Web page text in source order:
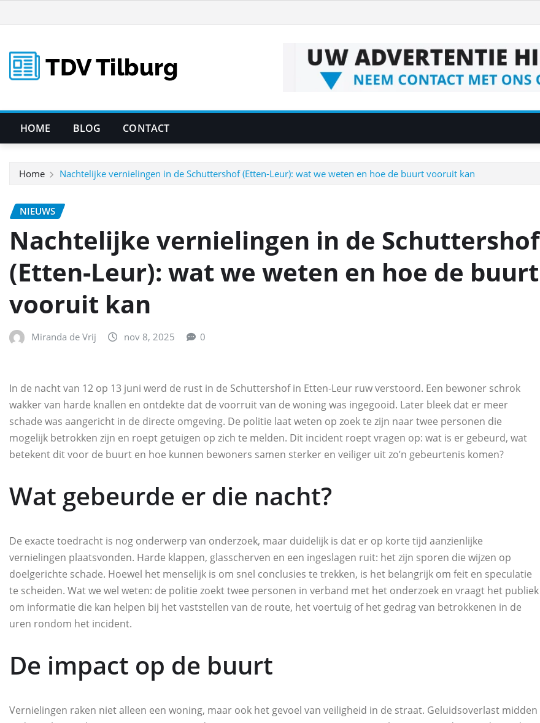
naar
inhoud
HOME BLOG CONTACT
Home Nachtelijke vernielingen in de Schuttershof (Etten‑Leur): wat we weten en hoe de buurt vooruit kan
NIEUWS
Nachtelijke vernielingen in de Schuttershof
(Etten‑Leur): wat we weten en hoe de buurt
vooruit kan
Miranda de Vrij nov 8, 2025 0
In de nacht van 12 op 13 juni werd de rust in de Schuttershof in Etten‑Leur ruw verstoord. Een bewoner schrok
wakker van harde knallen en ontdekte dat de voorruit van de woning was ingegooid. Later bleek dat er meer
schade was aangericht in de directe omgeving. De politie laat weten op zoek te zijn naar twee personen die
mogelijk betrokken zijn en roept getuigen op zich te melden. Dit incident roept vragen op: wat is er gebeurd, wat
betekent dit voor de buurt en hoe kunnen bewoners samen sterker en veiliger uit zo’n gebeurtenis komen?
Wat gebeurde er die nacht?
De exacte toedracht is nog onderwerp van onderzoek, maar duidelijk is dat er op korte tijd aanzienlijke
vernielingen plaatsvonden. Harde klappen, glasscherven en een ingeslagen ruit: het zijn sporen die wijzen op
doelgerichte schade. Hoewel het menselijk is om snel conclusies te trekken, is het belangrijk om feit en speculatie
te scheiden. Wat we wel weten: de politie zoekt twee personen in verband met het onderzoek en vraagt het publiek
om informatie die kan helpen bij het vaststellen van de route, het voertuig of het gedrag van betrokkenen in de
uren rondom het incident.
De impact op de buurt
Vernielingen raken niet alleen een woning, maar ook het gevoel van veiligheid in de straat. Geluidsoverlast midden